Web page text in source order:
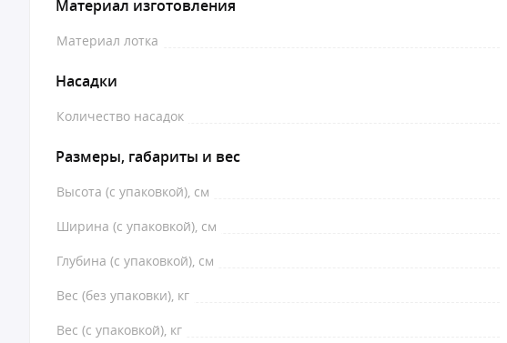
Материал изготовления
Материал лотка
Насадки
Количество насадок
Размеры, габариты и вес
Высота (с упаковкой), см
Ширина (с упаковкой), см
Глубина (с упаковкой), см
Вес (без упаковки), кг
Вес (с упаковкой), кг